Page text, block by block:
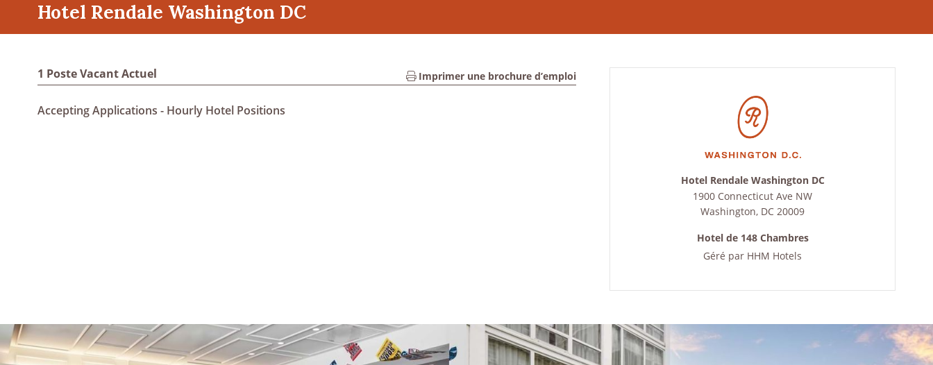
Hotel Rendale Washington DC
1 Poste Vacant Actuel Imprimer une brochure d’emploi
Accepting Applications - Hourly Hotel Positions
Hotel Rendale Washington DC
1900 Connecticut Ave NW
Washington, DC 20009
Hotel de 148 Chambres
Géré par HHM Hotels